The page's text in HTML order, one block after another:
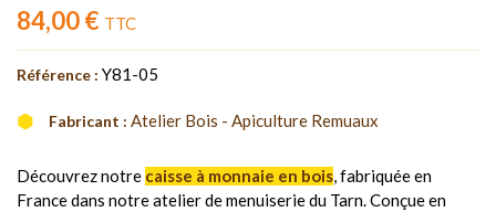
84,00 € TTC
Référence : Y81-05
Fabricant : Atelier Bois - Apiculture Remuaux
Découvrez notre caisse à monnaie en bois, fabriquée en
France dans notre atelier de menuiserie du Tarn. Conçue en